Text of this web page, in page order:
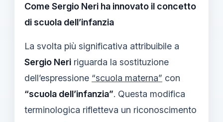
Come Sergio Neri ha innovato il concetto
di scuola dell’infanzia
La svolta più significativa attribuibile a
Sergio Neri riguarda la sostituzione
dell’espressione “scuola materna” con
“scuola dell’infanzia”. Questa modifica
terminologica rifletteva un riconoscimento